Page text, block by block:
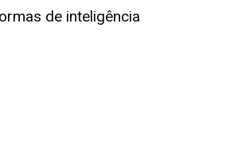
de inteligência